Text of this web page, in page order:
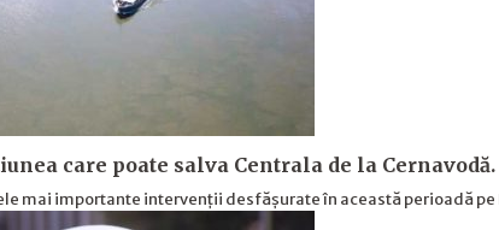
care poate salva Centrala de la
mai importante intervenții desfășurate în această perioadă